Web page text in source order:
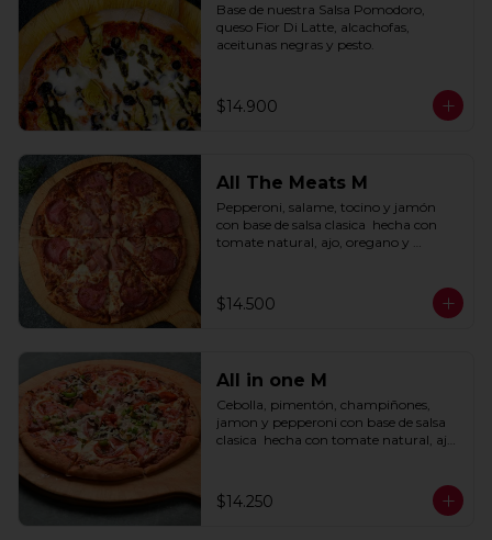
Base de nuestra Salsa Pomodoro,
queso Fior Di Latte, alcachofas,
aceitunas negras y pesto.
$14.900
All The Meats M
Pepperoni, salame, tocino y jamón
con base de salsa clasica  hecha con
tomate natural, ajo, oregano y
$14.500
All in one M
Cebolla, pimentón, champiñones,
jamon y pepperoni con base de salsa
clasica  hecha con tomate natural, ajo,
$14.250